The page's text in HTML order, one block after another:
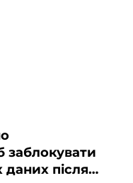
заблокувати
після